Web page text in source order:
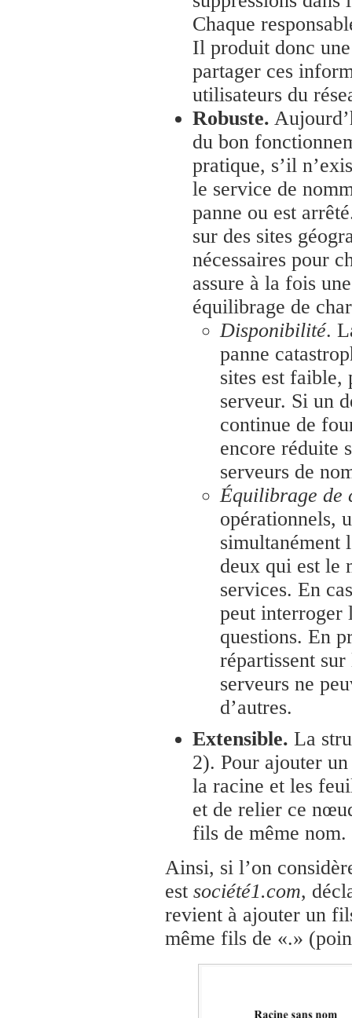
Chaque
Il produit donc
partager ces
utilisateurs du
Robuste.
du bon
pratique, s’il
le service de
panne ou est
sur des sites
nécessaires pour
assure à la fois
équilibrage de
Disponibilité.
panne
sites est faible,
serveur. Si un
continue de
encore réduite
serveurs de
Équilibrage de
opérationnels,
simultanément
deux qui est le
services. En
peut interroger
questions. En
répartissent
serveurs ne
d’autres.
Extensible. La
2). Pour ajouter
la racine et les
et de relier ce
fils de même nom.
Ainsi, si l’on
est société1.com,
revient à ajouter un
même fils de «.»